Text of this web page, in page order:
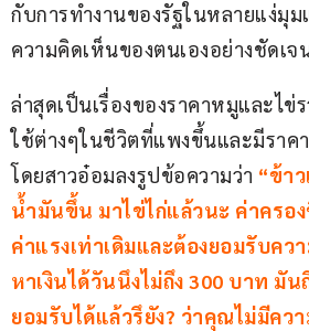
กับการทำงานของรัฐในหลายแง่มุ
ความคิดเห็นของตนเองอย่างชัดเจ
ล่าสุดเป็นเรื่องของราคาหมูและไข่
ใช้ต่างๆในชีวิตที่แพงขึ้นและมีราค
โดยสาวอ๋อมลงรูปข้อความว่า “ข้า
น้ำมันขึ้น มาไข่ไก่แล้วนะ ค่าคร
ค่าแรงเท่าเดิมและต้องยอมรับคว
หาเงินได้วันนึงไม่ถึง 300 บาท มั
ยอมรับได้แล้วรึยัง? ว่าคุณไม่มีคว